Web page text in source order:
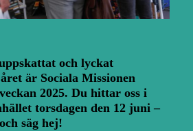
och lyckat
är Sociala Missionen
2025. Du hittar oss i
torsdagen den 12 juni –
säg hej!